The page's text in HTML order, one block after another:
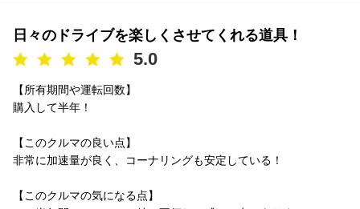
日々のドライブを楽しくさせてくれる道具！
5.0
【所有期間や運転回数】
購入して半年！
【このクルマの良い点】
非常に加速量が良く、コーナリングも安定している！
【このクルマの気になる点】